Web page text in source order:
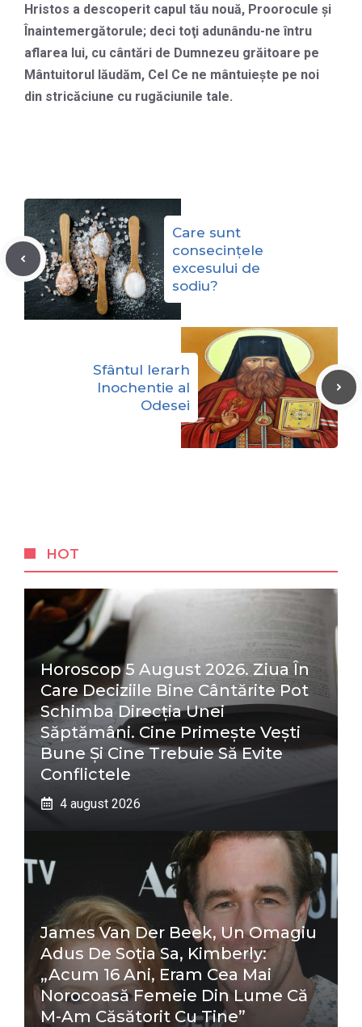
Hristos a descoperit capul tău nouă, Proorocule şi
Înaintemergătorule; deci toţi adunându-ne întru
aflarea lui, cu cântări de Dumnezeu grăitoare pe
Mântuitorul lăudăm, Cel Ce ne mântuieşte pe noi
din stricăciune cu rugăciunile tale.
Care sunt
consecințele
excesului de
sodiu?
Sfântul Ierarh
Inochentie al
Odesei
HOT
Horoscop 5 August 2026. Ziua În
Care Deciziile Bine Cântărite Pot
Schimba Direcția Unei
Săptămâni. Cine Primește Vești
Bune Și Cine Trebuie Să Evite
Conflictele
4 august 2026
James Van Der Beek, Un Omagiu
Adus De Soția Sa, Kimberly:
„Acum 16 Ani, Eram Cea Mai
Norocoasă Femeie Din Lume Că
M-Am Căsătorit Cu Tine”